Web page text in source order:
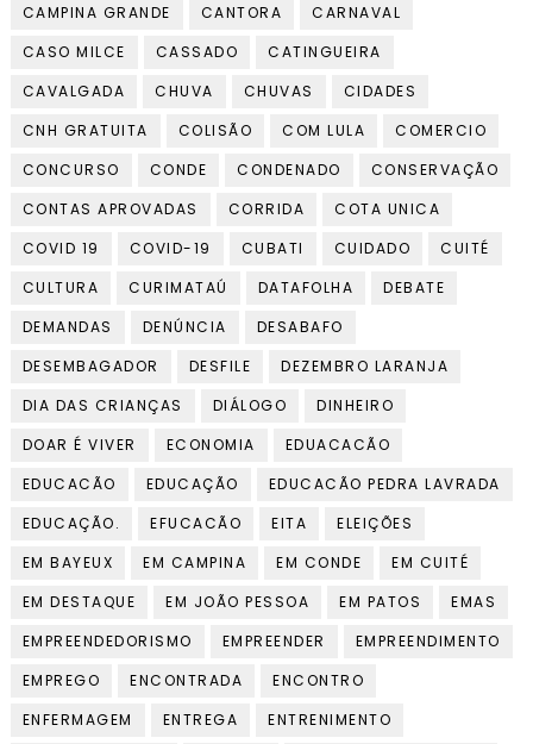
CAMPINA GRANDE
CANTORA
CARNAVAL
CASO MILCE
CASSADO
CATINGUEIRA
CAVALGADA
CHUVA CHUVAS
CIDADES
CNH GRATUITA
COLISÃO COM LULA
COMERCIO
CONCURSO
CONDE CONDENADO
CONSERVAÇÃO
CONTAS APROVADAS
CORRIDA
COTA UNICA
COVID 19
COVID-19 CUBATI CUIDADO
CUITÉ
CULTURA
CURIMATAÚ DATAFOLHA
DEBATE
DEMANDAS
DENÚNCIA
DESABAFO
DESEMBAGADOR
DESFILE
DEZEMBRO LARANJA
DIA DAS CRIANÇAS
DIÁLOGO
DINHEIRO
DOAR É VIVER
ECONOMIA
EDUACACÃO
EDUCACÃO
EDUCAÇÃO
EDUCACÃO PEDRA LAVRADA
EDUCAÇÃO.
EFUCACÃO EITA
ELEIÇÕES
EM BAYEUX
EM CAMPINA EM CONDE
EM CUITÉ
EM DESTAQUE
EM JOÃO PESSOA EM PATOS
EMAS
EMPREENDEDORISMO
EMPREENDER
EMPREENDIMENTO
EMPREGO
ENCONTRADA
ENCONTRO
ENFERMAGEM
ENTREGA
ENTRENIMENTO